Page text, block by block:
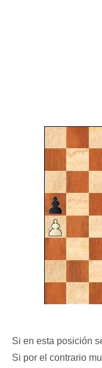
Si en esta posición
Si por el contrario